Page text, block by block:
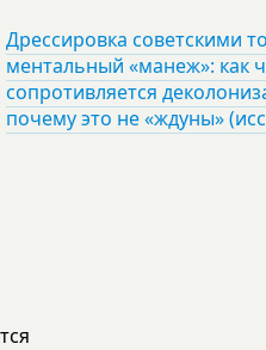
Дрессировка советскими
ментальный «манеж»: как
сопротивляется
почему это не «ждуны»